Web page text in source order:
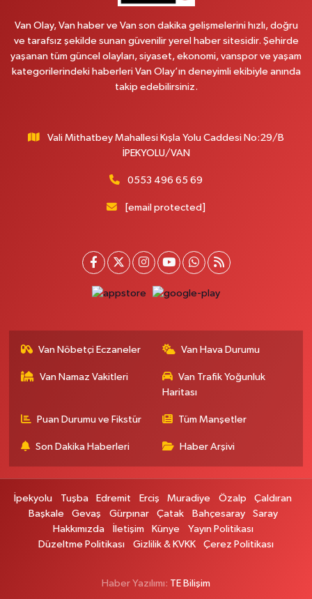
Van Olay, Van haber ve Van son dakika gelişmelerini hızlı, doğru
ve tarafsız şekilde sunan güvenilir yerel haber sitesidir. Şehirde
yaşanan tüm güncel olayları, siyaset, ekonomi, vanspor ve yaşam
kategorilerindeki haberleri Van Olay’ın deneyimli ekibiyle anında
takip edebilirsiniz.
Vali Mithatbey Mahallesi Kışla Yolu Caddesi No:29/B
İPEKYOLU/VAN
0553 496 65 69
[email protected]
Van Nöbetçi Eczaneler Van Hava Durumu
Van Namaz Vakitleri
Van Trafik Yoğunluk
Haritası
Puan Durumu ve Fikstür Tüm Manşetler
Son Dakika Haberleri Haber Arşivi
İpekyolu Tuşba Edremit Erciş Muradiye Özalp
Çaldıran
Başkale
Gevaş Gürpınar Çatak Bahçesaray
Saray
Hakkımızda
İletişim Künye
Yayın Politikası
Düzeltme Politikası
Gizlilik & KVKK Çerez Politikası
Haber Yazılımı: TE Bilişim